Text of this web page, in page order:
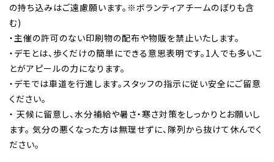
の持ち込みはご遠慮願います。※ボランティアチームのぼりも含
む)
・主催の許可のない印刷物の配布や物販を禁止いたします。
・デモとは、歩くだけの簡単にできる意思表明です。1人でも多いこ
とがアピールの力になります。
・デモでは車道を行進します。スタッフの指示に従い安全にご留意
ください。
・ 天候に留意し、水分補給や暑さ・寒さ対策をしっかりとお願いし
ます。 気分の悪くなった方は無理せずに、隊列から抜けて休んでく
ださい。